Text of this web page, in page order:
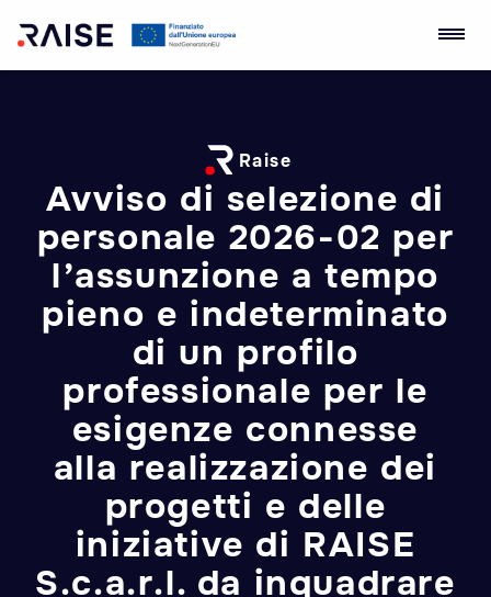
Raise
Avviso di selezione di
personale 2026-02 per
l’assunzione a tempo
pieno e indeterminato
di un profilo
professionale per le
esigenze connesse
alla realizzazione dei
progetti e delle
iniziative di RAISE
S.c.a.r.l. da inquadrare